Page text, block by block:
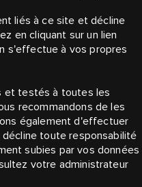
liés à ce site et décline
en cliquant sur un lien
s'effectue à vos propres
et testés à toutes les
recommandons de les
également d'effectuer
décline toute responsabilité
subies par vos données
votre administrateur